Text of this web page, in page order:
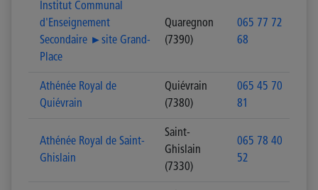
Institut Communal
d'Enseignement
Secondaire ►site Grand-
Place
Quaregnon
(7390)
065 77 72
68
Athénée Royal de
Quiévrain
Quiévrain
(7380)
065 45 70
81
Athénée Royal de Saint-
Ghislain
Saint-
Ghislain
(7330)
065 78 40
52